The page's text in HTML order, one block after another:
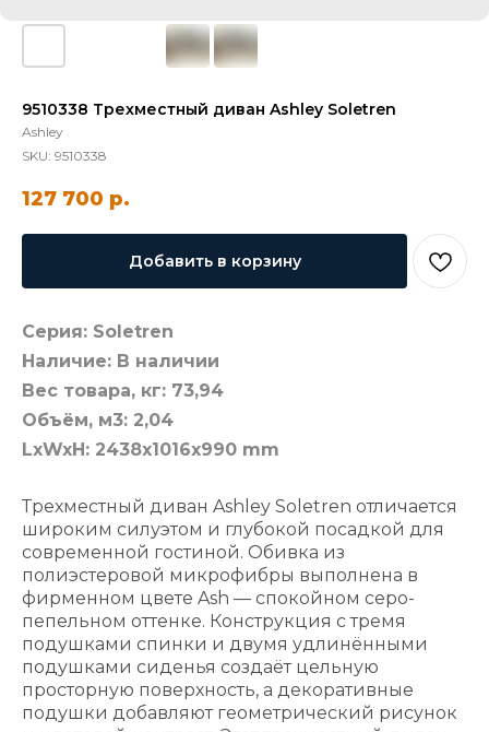
9510338 Трехместный диван Ashley Soletren
Ashley
SKU: 9510338
127 700 р.
Добавить в корзину
Серия: Soletren
Наличие: В наличии
Вес товара, кг: 73,94
Объём, м3: 2,04
LxWxH: 2438x1016x990 mm
Трехместный диван Ashley Soletren отличается
широким силуэтом и глубокой посадкой для
современной гостиной. Обивка из
полиэстеровой микрофибры выполнена в
фирменном цвете Ash — спокойном серо-
пепельном оттенке. Конструкция с тремя
подушками спинки и двумя удлинёнными
подушками сиденья создаёт цельную
просторную поверхность, а декоративные
подушки добавляют геометрический рисунок